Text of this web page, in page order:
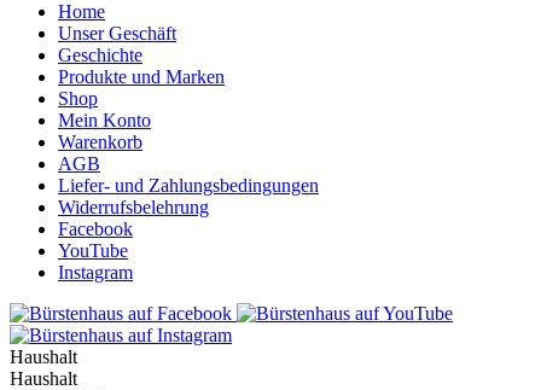
Home
Unser Geschäft
Geschichte
Produkte und Marken
Shop
Mein Konto
Warenkorb
AGB
Liefer- und Zahlungsbedingungen
Widerrufsbelehrung
Facebook
YouTube
Instagram
Haushalt
Haushalt